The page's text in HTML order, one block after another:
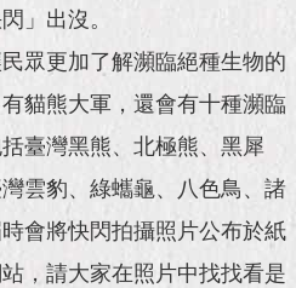
」出沒。
眾更加了解瀕臨絕種生物的
貓熊大軍，還會有十種瀕臨
臺灣黑熊、北極熊、黑犀
雲豹、綠蠵龜、八色鳥、諸
會將快閃拍攝照片公布於紙
，請大家在照片中找找看是